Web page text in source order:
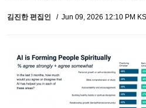
김진한 편집인 Jun 09, 2026 12:10 PM